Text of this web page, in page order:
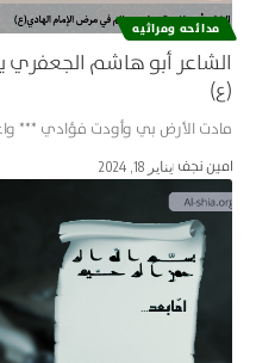
مدائحه ومراثيه
الشاعر أبو هاشم
(ع)
مادت الأرض بي وأودت فؤادي ***
امین نجف يناير 18, 2024